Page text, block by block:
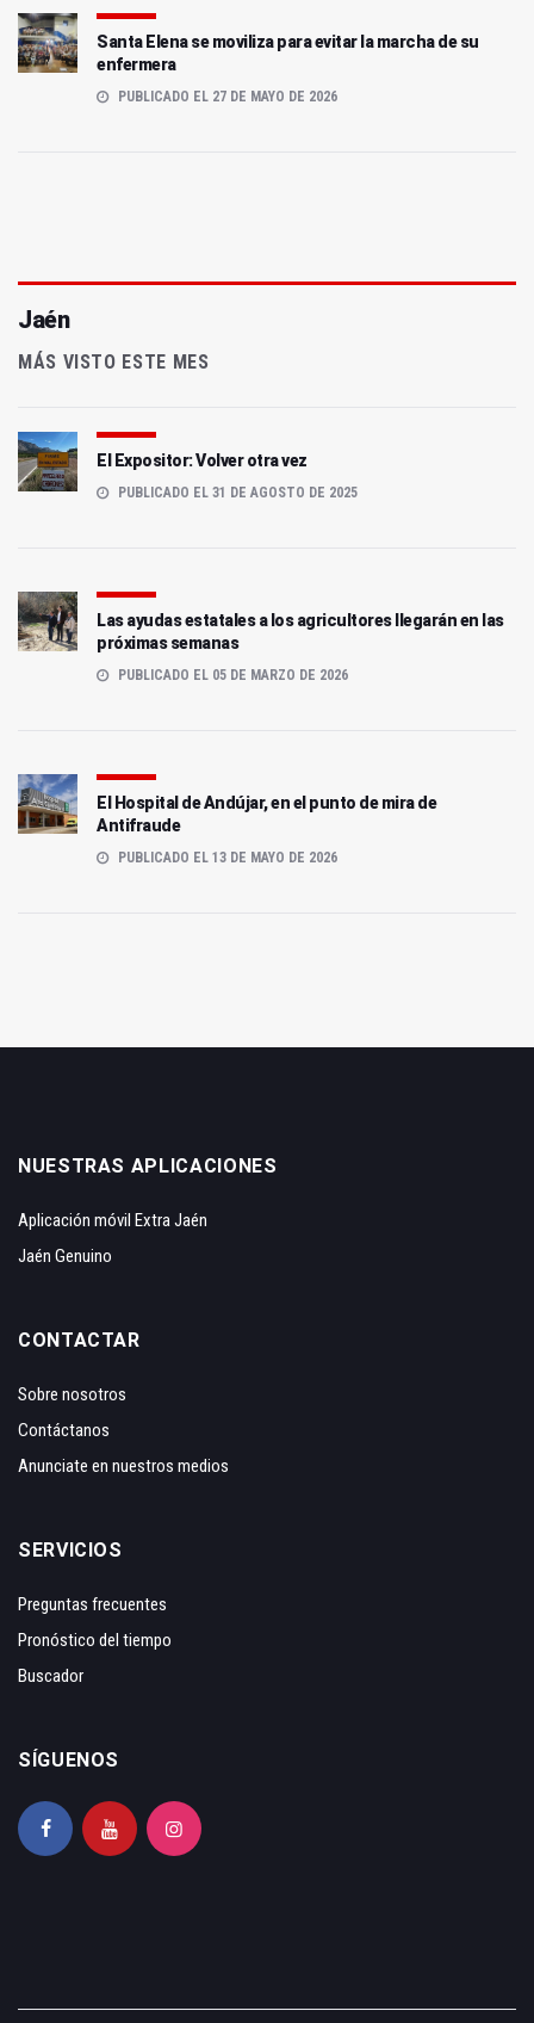
Santa Elena se moviliza para evitar la marcha de su
enfermera
PUBLICADO EL 27 DE MAYO DE 2026
Jaén
MÁS VISTO ESTE MES
El Expositor: Volver otra vez
PUBLICADO EL 31 DE AGOSTO DE 2025
Las ayudas estatales a los agricultores llegarán en las
próximas semanas
PUBLICADO EL 05 DE MARZO DE 2026
El Hospital de Andújar, en el punto de mira de
Antifraude
PUBLICADO EL 13 DE MAYO DE 2026
NUESTRAS APLICACIONES
Aplicación móvil Extra Jaén
Jaén Genuino
CONTACTAR
Sobre nosotros
Contáctanos
Anunciate en nuestros medios
SERVICIOS
Preguntas frecuentes
Pronóstico del tiempo
Buscador
SÍGUENOS